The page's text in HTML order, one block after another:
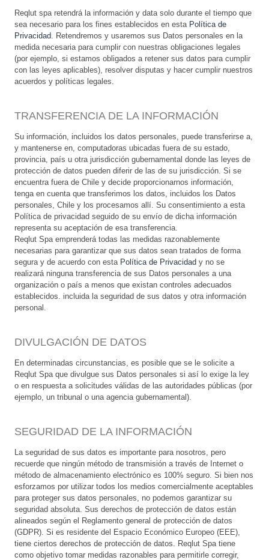
Reqlut spa retendrá la información y data solo durante el tiempo que
sea necesario para los fines establecidos en esta Política de
Privacidad . Retendremos y usaremos sus Datos personales en la
medida necesaria para cumplir con nuestras obligaciones legales
(por ejemplo, si estamos obligados a retener sus datos para cumplir
con las leyes aplicables), resolver disputas y hacer cumplir nuestros
acuerdos y políticas legales.
TRANSFERENCIA DE LA INFORMACIÓN
Su información, incluidos los datos personales, puede transferirse a,
y mantenerse en, computadoras ubicadas fuera de su estado,
provincia, país u otra jurisdicción gubernamental donde las leyes de
protección de datos pueden diferir de las de su jurisdicción. Si se
encuentra fuera de Chile y decide proporcionarnos información,
tenga en cuenta que transferimos los datos, incluidos los Datos
personales, Chile y los procesamos allí. Su consentimiento a esta
Política de privacidad seguido de su envío de dicha información
representa su aceptación de esa transferencia.
Reqlut Spa emprenderá todas las medidas razonablemente
necesarias para garantizar que sus datos sean tratados de forma
segura y de acuerdo con esta Política de Privacidad y no se
realizará ninguna transferencia de sus Datos personales a una
organización o país a menos que existan controles adecuados
establecidos. incluida la seguridad de sus datos y otra información
personal.
DIVULGACIÓN DE DATOS
En determinadas circunstancias, es posible que se le solicite a
Reqlut Spa que divulgue sus Datos personales si así lo exige la ley
o en respuesta a solicitudes válidas de las autoridades públicas (por
ejemplo, un tribunal o una agencia gubernamental).
SEGURIDAD DE LA INFORMACIÓN
La seguridad de sus datos es importante para nosotros, pero
recuerde que ningún método de transmisión a través de Internet o
método de almacenamiento electrónico es 100% seguro. Si bien nos
esforzamos por utilizar todos los medios comercialmente aceptables
para proteger sus datos personales, no podemos garantizar su
seguridad absoluta. Sus derechos de protección de datos están
alineados según el Reglamento general de protección de datos
(GDPR). Si es residente del Espacio Económico Europeo (EEE),
tiene ciertos derechos de protección de datos. Reqlut Spa tiene
como objetivo tomar medidas razonables para permitirle corregir,